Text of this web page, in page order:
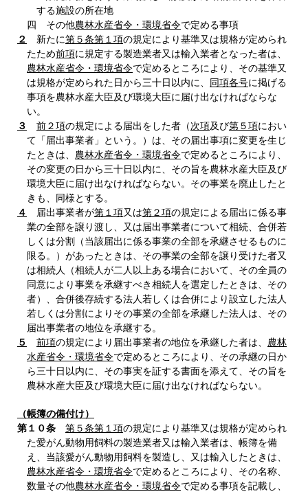
する施設の所在地
四 その他農林水産省令・環境省令で定める事項
２
新たに第５条第１項の規定により基準又は規格が定められ
たため前項に規定する製造業者又は輸入業者となった者は、
農林水産省令・環境省令で定めるところにより、その基準又
は規格が定められた日から三十日以内に、 同項各号に掲げる
事項を農林水産大臣及び環境大臣に届け出なければならな
い。
３
前２項の規定による届出をした者（次項及び第５項におい
て「届出事業者」という。）は、その届出事項に変更を生じ
たときは、 農林水産省令・環境省令で定めるところにより、
その変更の日から三十日以内に、その旨を農林水産大臣及び
環境大臣に届け出なければならない。その事業を廃止したと
きも、同様とする。
４
届出事業者が第１項又は第２項の規定による届出に係る事
業の全部を譲り渡し、又は届出事業者について相続、合併若
しくは分割（当該届出に係る事業の全部を承継させるものに
限る。）があったときは、その事業の全部を譲り受けた者又
は相続人（相続人が二人以上ある場合において、その全員の
同意により事業を承継すべき相続人を選定したときは、その
者）、合併後存続する法人若しくは合併により設立した法人
若しくは分割によりその事業の全部を承継した法人は、その
届出事業者の地位を承継する。
５
前項の規定により届出事業者の地位を承継した者は、 農林
水産省令・環境省令で定めるところにより、その承継の日か
ら三十日以内に、その事実を証する書面を添えて、その旨を
農林水産大臣及び環境大臣に届け出なければならない。
（帳簿の備付け）
第１０条
第５条第１項の規定により基準又は規格が定められ
た愛がん動物用飼料の製造業者又は輸入業者は、帳簿を備
え、当該愛がん動物用飼料を製造し、又は輸入したときは、
農林水産省令・環境省令で定めるところにより、その名称、
数量その他農林水産省令・環境省令で定める事項を記載し、